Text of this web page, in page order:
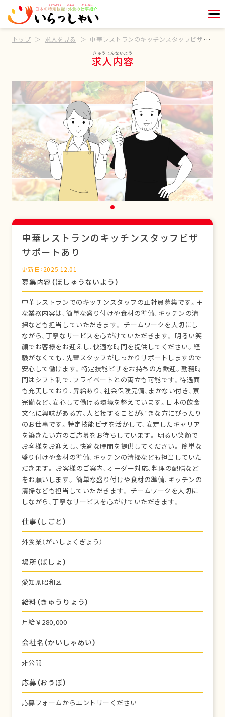
トップ 求人を見る 中華レストランのキッチンスタッフビザサポートあり
求人内容
中華レストランのキッチンスタッフビザ
サポートあり
更新日：2025.12.01
募集内容（ぼしゅうないよう）
中華レストランでのキッチンスタッフの正社員募集です。主
な業務内容は、簡単な盛り付けや食材の準備、キッチンの清
掃なども担当していただきます。 チームワークを大切にし
ながら、丁寧なサービスを心がけていただきます。 明るい笑
顔でお客様をお迎えし、快適な時間を提供してください。経
験がなくても、先輩スタッフがしっかりサポートしますので
安心して働けます。特定技能ビザをお持ちの方歓迎。勤務時
間はシフト制で、プライベートとの両立も可能です。待遇面
も充実しており、昇給あり、社会保険完備、まかない付き、寮
完備など、安心して働ける環境を整えています。日本の飲食
文化に興味がある方、人と接することが好きな方にぴったり
のお仕事です。特定技能ビザを活かして、安定したキャリア
を築きたい方のご応募をお待ちしています。 明るい笑顔で
お客様をお迎えし、快適な時間を提供してください。 簡単な
盛り付けや食材の準備、キッチンの清掃なども担当していた
だきます。 お客様のご案内、オーダー対応、料理の配膳など
をお願いします。 簡単な盛り付けや食材の準備、キッチンの
清掃なども担当していただきます。 チームワークを大切に
しながら、丁寧なサービスを心がけていただきます。
仕事（しごと）
外食業（がいしょくぎょう）
場所（ばしょ）
愛知県昭和区
給料（きゅうりょう）
月給￥280,000
会社名（かいしゃめい）
非公開
応募（おうぼ）
応募フォームからエントリーください